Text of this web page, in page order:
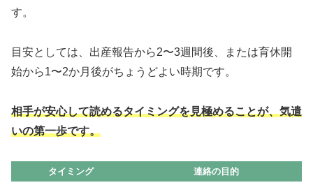
す。
目安としては、出産報告から2〜3週間後、または育休開
始から1〜2か月後がちょうどよい時期です。
相手が安心して読めるタイミングを見極めることが、気遣
いの第一歩です。
タイミング
連絡の目的